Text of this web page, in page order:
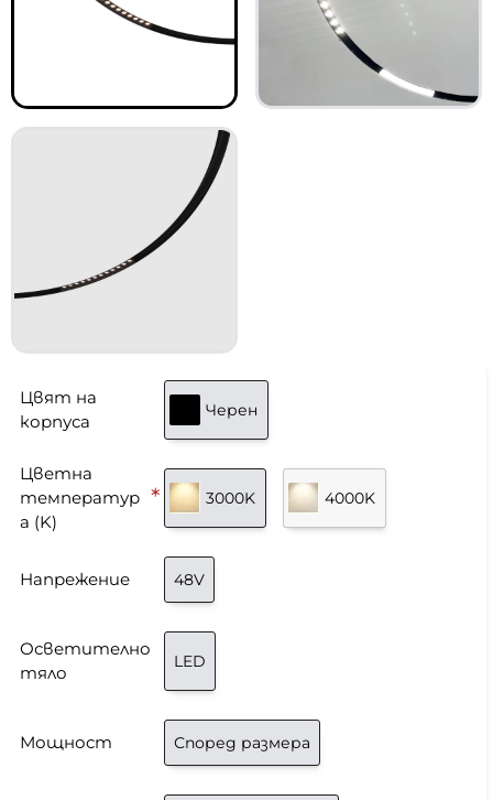
Цвят на
корпуса
Черен
Цветна
температур
а (K)
3000K 4000K
Напрежение 48V
Осветително
тяло
LED
Мощност Според размера